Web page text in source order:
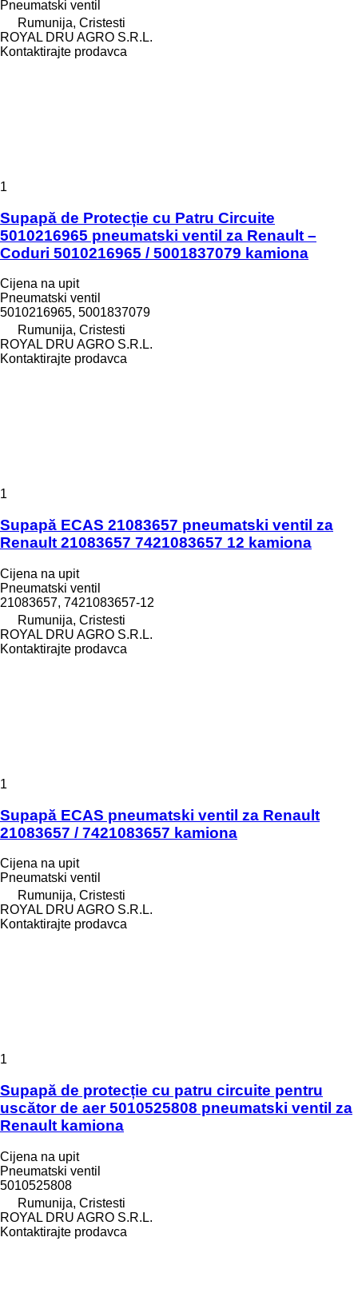
Pneumatski ventil
Rumunija, Cristesti
ROYAL DRU AGRO S.R.L.
Kontaktirajte prodavca
1
Supapă de Protecție cu Patru Circuite
5010216965 pneumatski ventil za Renault –
Coduri 5010216965 / 5001837079 kamiona
Cijena na upit
Pneumatski ventil
5010216965, 5001837079
Rumunija, Cristesti
ROYAL DRU AGRO S.R.L.
Kontaktirajte prodavca
1
Supapă ECAS 21083657 pneumatski ventil za
Renault 21083657 7421083657 12 kamiona
Cijena na upit
Pneumatski ventil
21083657, 7421083657-12
Rumunija, Cristesti
ROYAL DRU AGRO S.R.L.
Kontaktirajte prodavca
1
Supapă ECAS pneumatski ventil za Renault
21083657 / 7421083657 kamiona
Cijena na upit
Pneumatski ventil
Rumunija, Cristesti
ROYAL DRU AGRO S.R.L.
Kontaktirajte prodavca
1
Supapă de protecție cu patru circuite pentru
uscător de aer 5010525808 pneumatski ventil za
Renault kamiona
Cijena na upit
Pneumatski ventil
5010525808
Rumunija, Cristesti
ROYAL DRU AGRO S.R.L.
Kontaktirajte prodavca